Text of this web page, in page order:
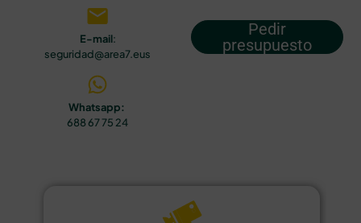
E-mail:
seguridad@area7.eus
Whatsapp:
688 67 75 24
Pedir
presupuesto